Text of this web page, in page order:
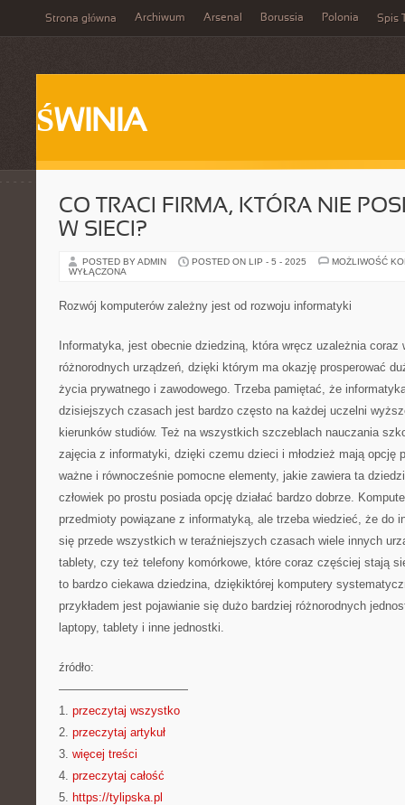
Strona główna Archiwum Arsenal Borussia Polonia Spis
ŚWINIA
CO TRACI FIRMA, KTÓRA NIE
W SIECI?
POSTED BY ADMIN POSTED ON LIP - 5 - 2025
MOŻLIWOŚĆ
WYŁĄCZONA
Rozwój komputerów zależny jest od rozwoju informatyki
Informatyka, jest obecnie dziedziną, która wręcz uzależnia coraz
różnorodnych urządzeń, dzięki którym ma okazję prosperować
życia prywatnego i zawodowego. Trzeba pamiętać, że
dzisiejszych czasach jest bardzo często na każdej uczelni
kierunków studiów. Też na wszystkich szczeblach nauczania
zajęcia z informatyki, dzięki czemu dzieci i młodzież mają opcję
ważne i równocześnie pomocne elementy, jakie zawiera ta
człowiek po prostu posiada opcję działać bardzo dobrze.
przedmioty powiązane z informatyką, ale trzeba wiedzieć, że do
się przede wszystkich w teraźniejszych czasach wiele innych
tablety, czy też telefony komórkowe, które coraz częściej stają
to bardzo ciekawa dziedzina, dziękiktórej komputery
przykładem jest pojawianie się dużo bardziej różnorodnych
laptopy, tablety i inne jednostki.
źródło:
———————————
1. przeczytaj wszystko
2. przeczytaj artykuł
3. więcej treści
4. przeczytaj całość
5. https://tylipska.pl